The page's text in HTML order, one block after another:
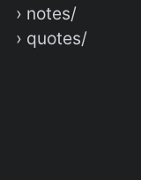
› notes/
› quotes/